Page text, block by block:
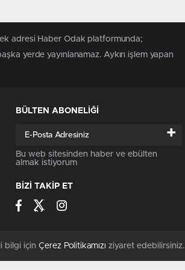
adresi Haber Odak platformunda;
yerde yayınlanamaz. Aykırı işlem yapan
BÜLTEN ABONELİĞİ
+
Bu web sitesinden haber ve ebülten
almak istiyorum
BİZİ TAKİP ET
bilgi için Çerez Politikamızı ziyaret edebilirsiniz.